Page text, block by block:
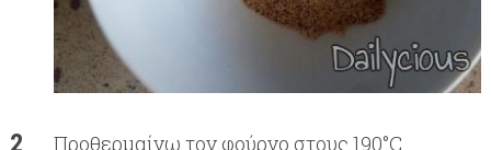
Προθερμαίνω τον φούρνο στους 190°C.